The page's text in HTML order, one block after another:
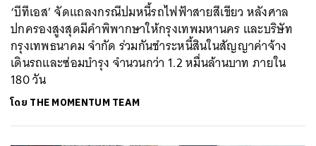
‘บีทีเอส’ จัดแถลงกรณีปมหนี้รถไฟฟ้าสายสีเขียว หลังศาล
ปกครองสูงสุดมีคำพิพากษาให้กรุงเทพมหานคร และบริษัท
กรุงเทพธนาคม จำกัด ร่วมกันชำระหนี้สินในสัญญาค่าจ้าง
เดินรถและซ่อมบำรุง จำนวนกว่า 1.2 หมื่นล้านบาท ภายใน
180 วัน
โดย THE MOMENTUM TEAM